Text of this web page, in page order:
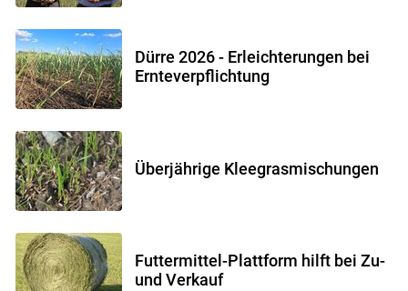
Dürre 2026 - Erleichterungen bei
Ernteverpflichtung
Überjährige Kleegrasmischungen
Futtermittel-Plattform hilft bei Zu-
und Verkauf